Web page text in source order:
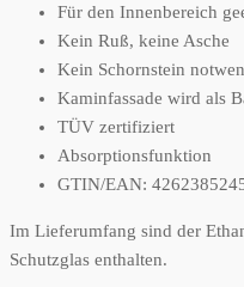
Für den Innenbereich
Kein Ruß, keine Asche
Kein Schornstein
Kaminfassade wird als
TÜV zertifiziert
Absorptionsfunktion
GTIN/EAN:
Im Lieferumfang sind der
Schutzglas enthalten.